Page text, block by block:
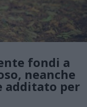
fondi a
neanche
additato per